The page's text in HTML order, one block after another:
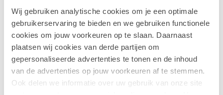
Wij gebruiken analytische cookies om je een optimale
gebruikerservaring te bieden en we gebruiken functionele
cookies om jouw voorkeuren op te slaan. Daarnaast
plaatsen wij cookies van derde partijen om
gepersonaliseerde advertenties te tonen en de inhoud
van de advertenties op jouw voorkeuren af te stemmen.
Ook delen we informatie over uw gebruik van onze site
Leonidas Cube Studentenhaver
300g
Op voorraad
€16,10
Champagne Gobillard Grande
Réserve 37,5 cl. €24,90